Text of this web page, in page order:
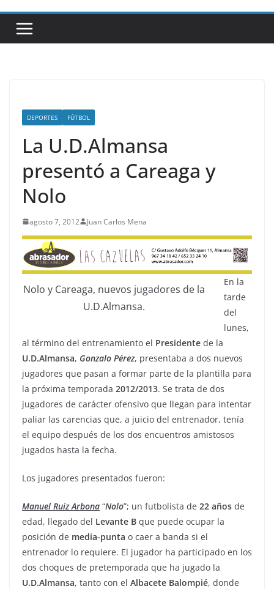
DEPORTES FÚTBOL
La U.D.Almansa
presentó a Careaga y
Nolo
agosto 7, 2012 Juan Carlos Mena
Nolo y Careaga, nuevos jugadores de la
U.D.Almansa.
En la
tarde
del
lunes,
al término del entrenamiento el Presidente de la
U.D.Almansa, Gonzalo Pérez, presentaba a dos nuevos
jugadores que pasan a formar parte de la plantilla para
la próxima temporada 2012/2013. Se trata de dos
jugadores de carácter ofensivo que llegan para intentar
paliar las carencias que, a juicio del entrenador, tenía
el equipo después de los dos encuentros amistosos
jugados hasta la fecha.
Los jugadores presentados fueron:
Manuel Ruiz Arbona “Nolo”; un futbolista de 22 años de
edad, llegado del Levante B que puede ocupar la
posición de media-punta o caer a banda si el
entrenador lo requiere. El jugador ha participado en los
dos choques de pretemporada que ha jugado la
U.D.Almansa, tanto con el Albacete Balompié, donde